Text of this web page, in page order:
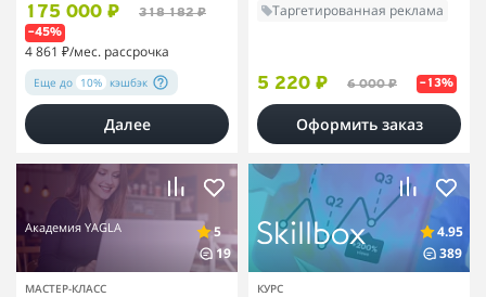
175 000 ₽ 318 182 ₽
–45%
4 861 ₽/мес. рассрочка
Еще до 10% кэшбэк
Далее
Таргетированная реклама
5 220 ₽ 6 000 ₽ –13%
Оформить заказ
Академия YAGLA
5
19
МАСТЕР-КЛАСС
4.95
389
КУРС